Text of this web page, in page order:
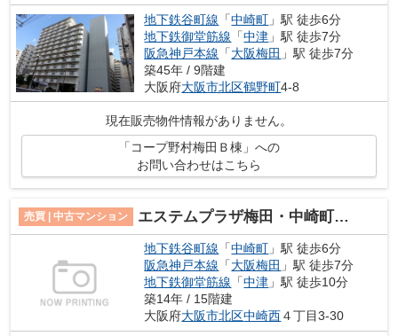
地下鉄谷町線 「中崎町 」駅 徒歩6分
地下鉄御堂筋線 「中津 」駅 徒歩7分
阪急神戸本線 「大阪梅田 」駅 徒歩7分
築45年 / 9階建
大阪府大阪市北区鶴野町4-8
現在販売物件情報がありません。
「コープ野村梅田Ｂ棟」への
お問い合わせはこちら
売買 | 中古マンション エステムプラザ梅田・中崎町Ⅲツインマークス ノースレジデンス
地下鉄谷町線 「中崎町 」駅 徒歩6分
阪急神戸本線 「大阪梅田 」駅 徒歩7分
地下鉄御堂筋線 「中津 」駅 徒歩10分
築14年 / 15階建
大阪府大阪市北区中崎西４丁目3-30